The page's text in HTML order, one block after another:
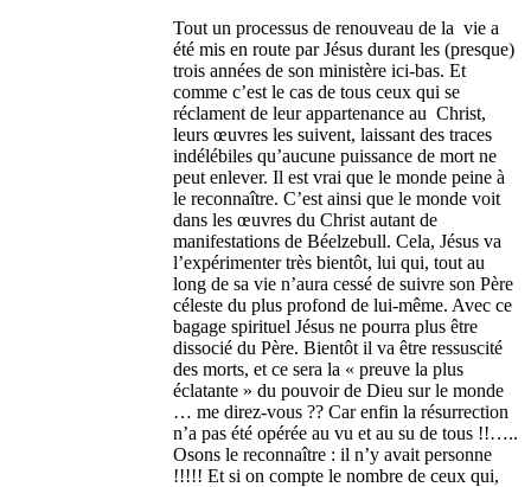
Tout un processus de renouveau de la vie a
été mis en route par Jésus durant les (presque)
trois années de son ministère ici-bas. Et
comme c’est le cas de tous ceux qui se
réclament de leur appartenance au Christ,
leurs œuvres les suivent, laissant des traces
indélébiles qu’aucune puissance de mort ne
peut enlever. Il est vrai que le monde peine à
le reconnaître. C’est ainsi que le monde voit
dans les œuvres du Christ autant de
manifestations de Béelzebull. Cela, Jésus va
l’expérimenter très bientôt, lui qui, tout au
long de sa vie n’aura cessé de suivre son Père
céleste du plus profond de lui-même. Avec ce
bagage spirituel Jésus ne pourra plus être
dissocié du Père. Bientôt il va être ressuscité
des morts, et ce sera la « preuve la plus
éclatante » du pouvoir de Dieu sur le monde
… me direz-vous ?? Car enfin la résurrection
n’a pas été opérée au vu et au su de tous !!…..
Osons le reconnaître : il n’y avait personne
!!!!! Et si on compte le nombre de ceux qui,